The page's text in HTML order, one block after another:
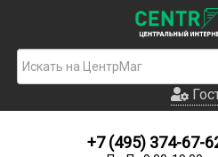
+7 (495) 374-67-